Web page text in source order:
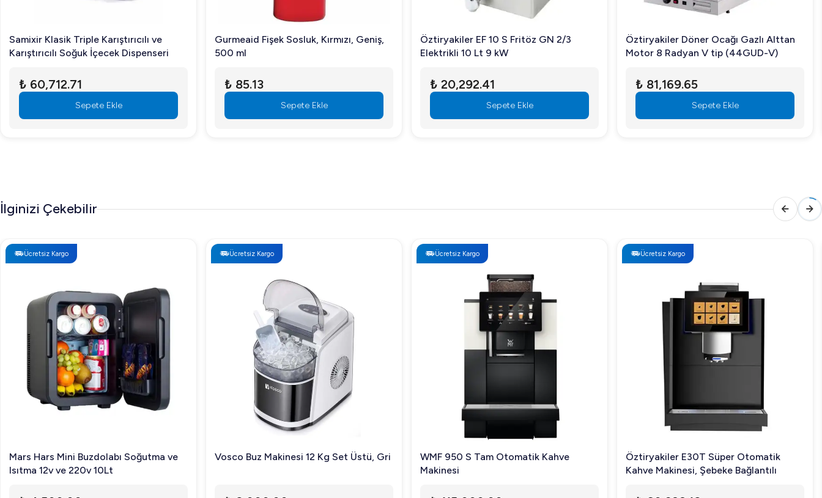
Samixir Klasik Triple Karıştırıcılı ve
Karıştırıcılı Soğuk İçecek Dispenseri
₺ 60,712.71
Sepete Ekle
Gurmeaid Fişek Sosluk, Kırmızı, Geniş,
500 ml
₺ 85.13
Sepete Ekle
Öztiryakiler EF 10 S Fritöz GN 2/3
Elektrikli 10 Lt 9 kW
₺ 20,292.41
Sepete Ekle
Öztiryakiler Döner Ocağı Gazlı Alttan
Motor 8 Radyan V tip (44GUD-V)
₺ 81,169.65
Sepete Ekle
İlginizi Çekebilir
Ücretsiz Kargo
Mars Hars Mini Buzdolabı Soğutma ve
Isıtma 12v ve 220v 10Lt
Ücretsiz Kargo
Vosco Buz Makinesi 12 Kg Set Üstü, Gri
Ücretsiz Kargo
WMF 950 S Tam Otomatik Kahve
Makinesi
Ücretsiz Kargo
Öztiryakiler E30T Süper Otomatik
Kahve Makinesi, Şebeke Bağlantılı